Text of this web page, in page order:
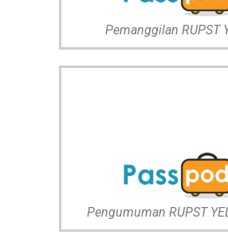
Pemanggilan RUPST
Pengumuman RUPST